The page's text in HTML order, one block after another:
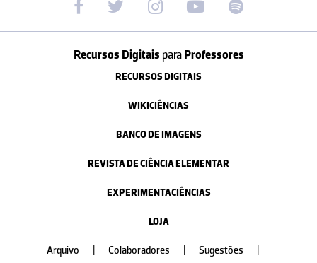
Recursos Digitais paraProfessores
RECURSOS DIGITAIS
WIKICIÊNCIAS
BANCO DE IMAGENS
REVISTA DE CIÊNCIA ELEMENTAR
EXPERIMENTACIÊNCIAS
LOJA
Arquivo Colaboradores Sugestões